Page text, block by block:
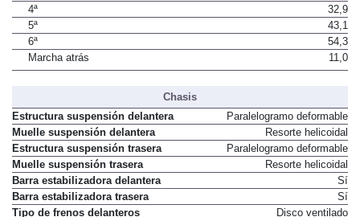
3ª
24,6
4ª
32,9
5ª
43,1
6ª
54,3
Marcha atrás
11,0
Chasis
Estructura suspensión delantera
Paralelogramo deformable
Muelle suspensión delantera
Resorte helicoidal
Estructura suspensión trasera
Paralelogramo deformable
Muelle suspensión trasera
Resorte helicoidal
Barra estabilizadora delantera
Sí
Barra estabilizadora trasera
Sí